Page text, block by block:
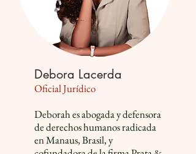
Debora Lacerda
Oficial Jurídico
Deborah es abogada y defensora
de derechos humanos radicada
en Manaus, Brasil, y